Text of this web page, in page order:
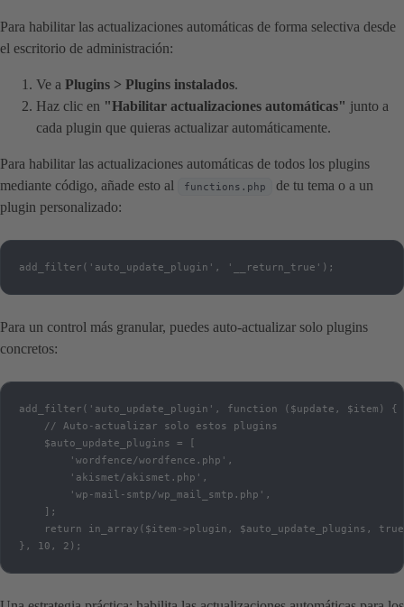
Para habilitar las actualizaciones automáticas de forma selectiva desde
el escritorio de administración:
Ve a Plugins > Plugins instalados.
Haz clic en "Habilitar actualizaciones automáticas" junto a
cada plugin que quieras actualizar automáticamente.
Para habilitar las actualizaciones automáticas de todos los plugins
mediante código, añade esto al
functions.php
de tu tema o a un
plugin personalizado:
add_filter('auto_update_plugin', '__return_true');
Para un control más granular, puedes auto-actualizar solo plugins
concretos:
add_filter('auto_update_plugin', function ($update, $item) {
    // Auto-actualizar solo estos plugins
    $auto_update_plugins = [
        'wordfence/wordfence.php',
        'akismet/akismet.php',
        'wp-mail-smtp/wp_mail_smtp.php',
    ];
return in_array($item->plugin, $auto_update_plugins,
}, 10, 2);